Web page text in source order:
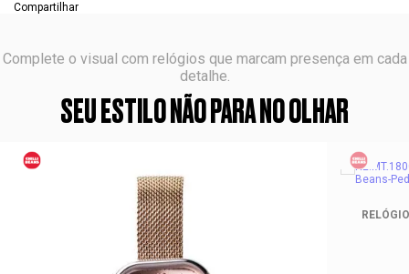
Compartilhar
Complete o visual com relógios que marcam presença em cada
detalhe.
SEU ESTILO NÃO PARA NO OLHAR